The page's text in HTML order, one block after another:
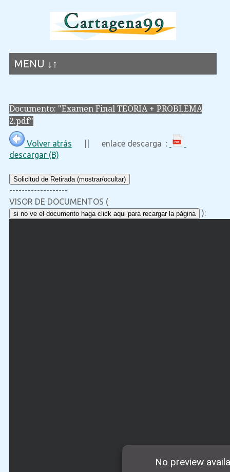
MENU ↓↑
Documento: "Examen Final TEORIA + PROBLEMA
2.pdf"
Volver atrás || enlace descarga :
descargar (B)
Solicitud de Retirada (mostrar/ocultar)
-------------------
VISOR DE DOCUMENTOS (
si no ve el documento haga click aqui para recargar la página ):